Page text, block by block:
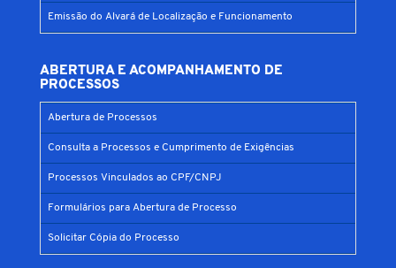
Emissão do Alvará de Localização e Funcionamento
ABERTURA E ACOMPANHAMENTO DE
PROCESSOS
Abertura de Processos
Consulta a Processos e Cumprimento de Exigências
Processos Vinculados ao CPF/CNPJ
Formulários para Abertura de Processo
Solicitar Cópia do Processo